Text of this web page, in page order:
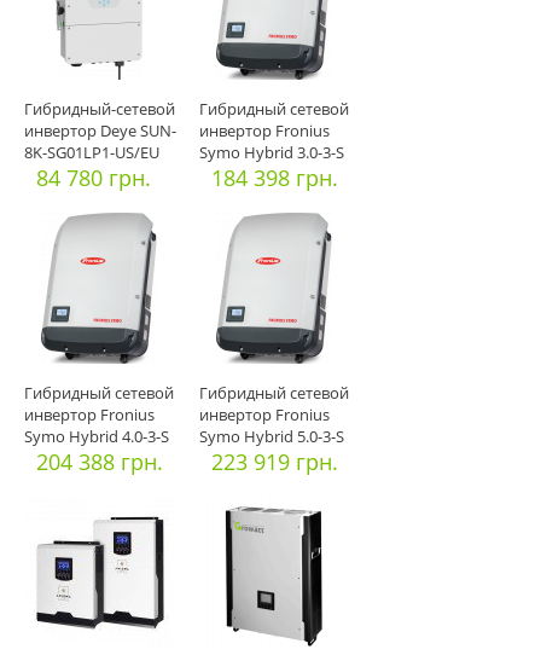
Гибридный-сетевой
инвертор Deye SUN-
8K-SG01LP1-US/EU
8кВт
84 780 грн.
Гибридный сетевой
инвертор Fronius
Symo Hybrid 3.0-3-S
(Офиц
184 398 грн.
Гибридный сетевой
инвертор Fronius
Symo Hybrid 4.0-3-S
(Офиц
204 388 грн.
Гибридный сетевой
инвертор Fronius
Symo Hybrid 5.0-3-S
(Офиц
223 919 грн.